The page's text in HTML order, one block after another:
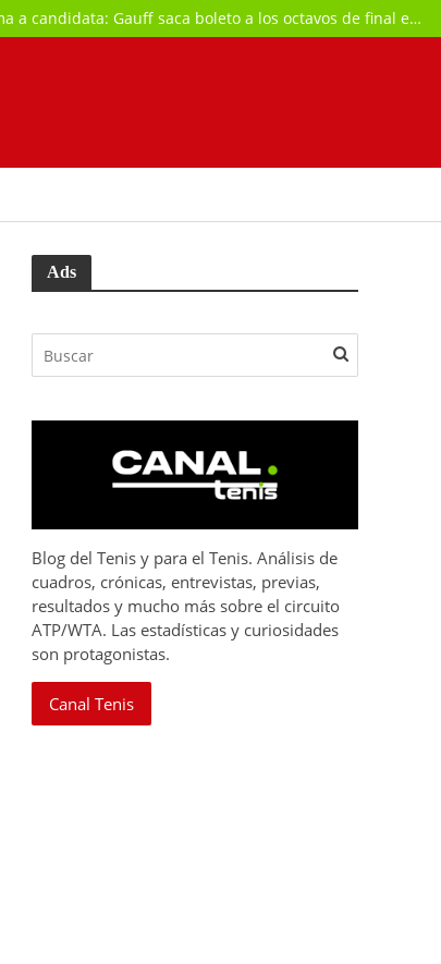
Aroma a candidata: Gauff saca boleto a los octavos de final en Toronto
Ads
Blog del Tenis y para el Tenis. Análisis de
cuadros, crónicas, entrevistas, previas,
resultados y mucho más sobre el circuito
ATP/WTA. Las estadísticas y curiosidades
son protagonistas.
Canal Tenis